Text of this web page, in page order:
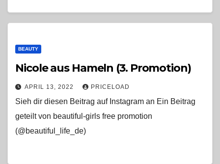
BEAUTY
Nicole aus Hameln (3. Promotion)
APRIL 13, 2022 PRICELOAD
Sieh dir diesen Beitrag auf Instagram an Ein Beitrag
geteilt von beautiful-girls free promotion
(@beautiful_life_de)